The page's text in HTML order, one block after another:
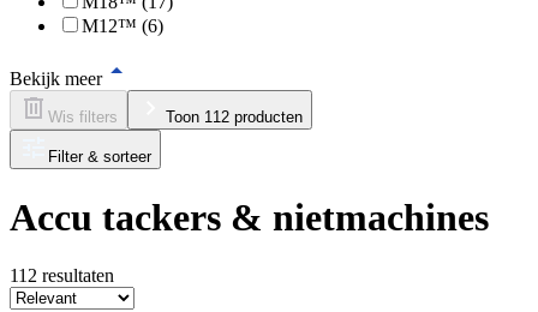
M12™ (6)
Bekijk meer
Wis filters Toon 112 producten
Filter & sorteer
Accu tackers & nietmachines
112 resultaten